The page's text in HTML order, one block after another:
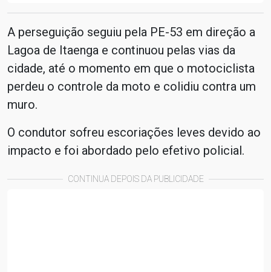
A perseguição seguiu pela PE-53 em direção a
Lagoa de Itaenga e continuou pelas vias da
cidade, até o momento em que o motociclista
perdeu o controle da moto e colidiu contra um
muro.
O condutor sofreu escoriações leves devido ao
impacto e foi abordado pelo efetivo policial.
CONTINUA DEPOIS DA PUBLICIDADE